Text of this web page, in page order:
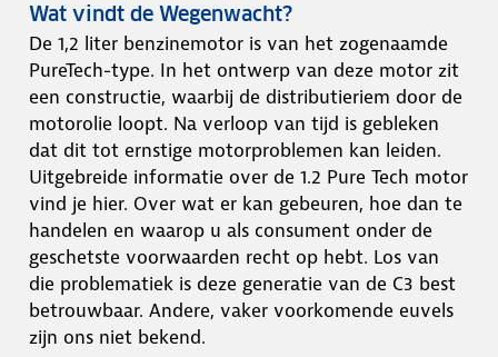
Wat vindt de Wegenwacht?
De 1,2 liter benzinemotor is van het zogenaamde
PureTech-type. In het ontwerp van deze motor zit
een constructie, waarbij de distributieriem door de
motorolie loopt. Na verloop van tijd is gebleken
dat dit tot ernstige motorproblemen kan leiden.
Uitgebreide informatie over de 1.2 Pure Tech motor
vind je hier. Over wat er kan gebeuren, hoe dan te
handelen en waarop u als consument onder de
geschetste voorwaarden recht op hebt. Los van
die problematiek is deze generatie van de C3 best
betrouwbaar. Andere, vaker voorkomende euvels
zijn ons niet bekend.